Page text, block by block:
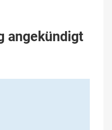
angekündigt